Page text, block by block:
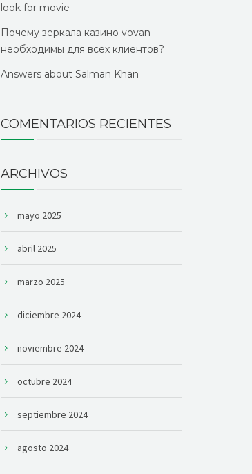
look for movie
Почему зеркала казино vovan
необходимы для всех клиентов?
Answers about Salman Khan
COMENTARIOS RECIENTES
ARCHIVOS
mayo 2025
abril 2025
marzo 2025
diciembre 2024
noviembre 2024
octubre 2024
septiembre 2024
agosto 2024